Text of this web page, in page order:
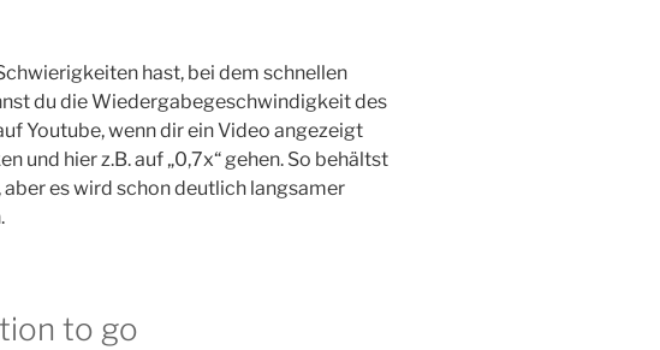
hast, bei dem schnellen
du die Wiedergabegeschwindigkeit des
Youtube, wenn dir ein Video angezeigt
und hier z.B. auf „0,7x“ gehen. So behältst
es wird schon deutlich langsamer
to go